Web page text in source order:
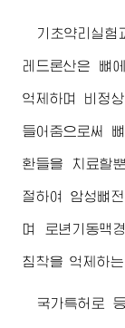
기초약리실
레드론산은 뼈
억제하며 비정
들어줌으로써
환들을 치료할
절하여 암성뼈
며 로년기동맥
침착을 억제하
국가특허로